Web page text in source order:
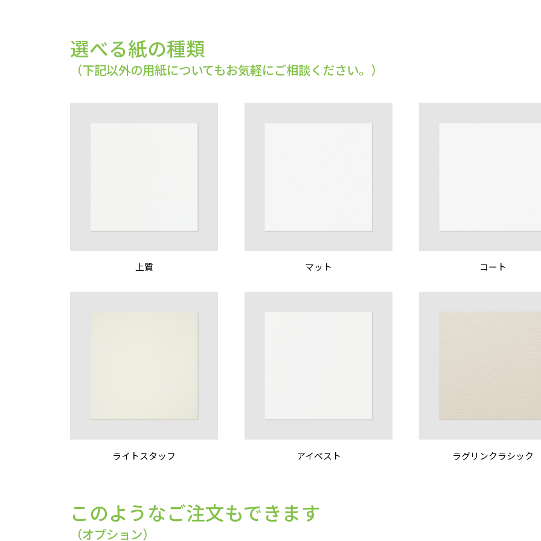
選べる紙の種類
（下記以外の用紙についてもお気軽にご相談ください。）
上質 マット コート
ライトスタッフ アイベスト ラグリンクラシック
このようなご注文もできます
（オプション）